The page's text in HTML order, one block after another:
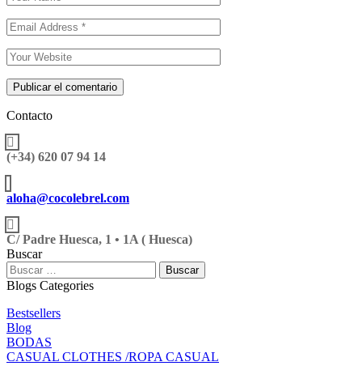
Publicar el comentario
Contacto
(+34) 620 07 94 14
aloha@cocolebrel.com
C/ Padre Huesca, 1 • 1A ( Huesca)
Buscar
Buscar:
Blogs Categories
Bestsellers
Blog
BODAS
CASUAL CLOTHES /ROPA CASUAL